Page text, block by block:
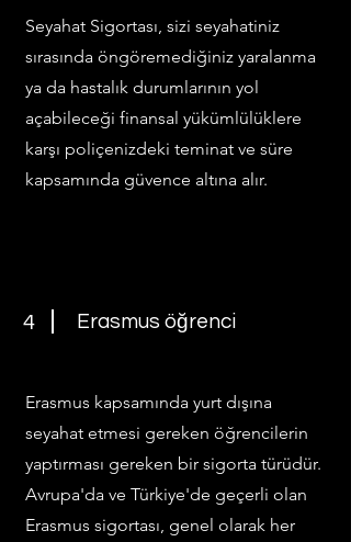
Seyahat Sigortası, sizi seyahatiniz
sırasında öngöremediğiniz yaralanma
ya da hastalık durumlarının yol
açabileceği finansal yükümlülüklere
karşı poliçenizdeki teminat ve süre
kapsamında güvence altına alır.
4 Erasmus öğrenci
Erasmus kapsamında yurt dışına
seyahat etmesi gereken öğrencilerin
yaptırması gereken bir sigorta türüdür.
Avrupa'da ve Türkiye'de geçerli olan
Erasmus sigortası, genel olarak her